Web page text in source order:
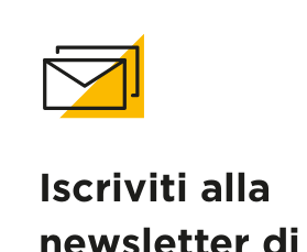
Iscriviti alla
newsletter di